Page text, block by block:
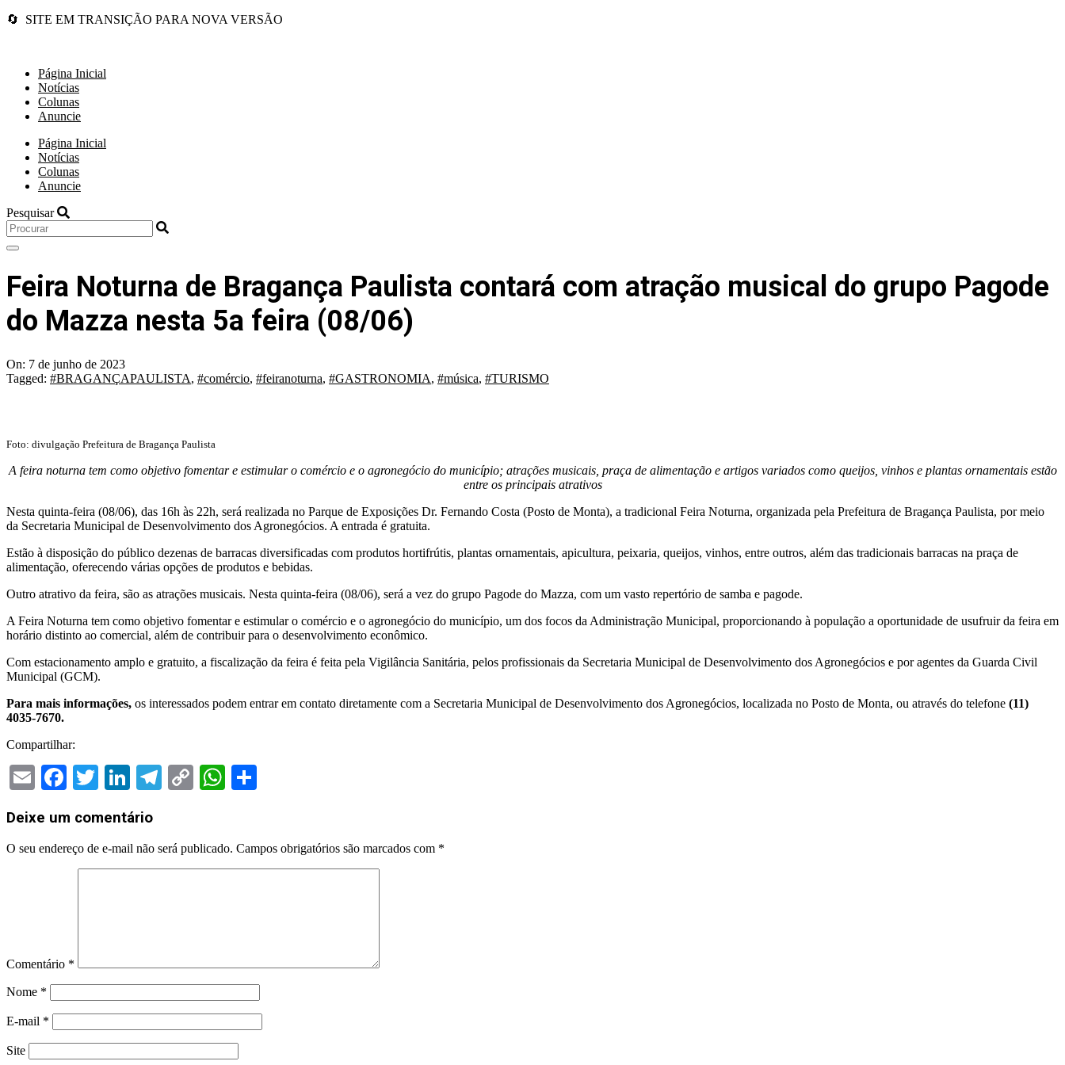
🔄 SITE EM TRANSIÇÃO PARA NOVA VERSÃO
Página Inicial
Notícias
Colunas
Anuncie
Página Inicial
Notícias
Colunas
Anuncie
Pesquisar
Feira Noturna de Bragança Paulista contará com atração musical do grupo Pagode
do Mazza nesta 5a feira (08/06)
On: 7 de junho de 2023
Tagged: #BRAGANÇAPAULISTA, #comércio, #feiranoturna, #GASTRONOMIA, #música, #TURISMO
Foto: divulgação Prefeitura de Bragança Paulista
A feira noturna tem como objetivo fomentar e estimular o comércio e o agronegócio do município; atrações musicais, praça de alimentação e artigos variados como queijos, vinhos e plantas ornamentais estão
entre os principais atrativos
Nesta quinta-feira (08/06), das 16h às 22h, será realizada no Parque de Exposições Dr. Fernando Costa (Posto de Monta), a tradicional Feira Noturna, organizada pela Prefeitura de Bragança Paulista, por meio
da Secretaria Municipal de Desenvolvimento dos Agronegócios. A entrada é gratuita.
Estão à disposição do público dezenas de barracas diversificadas com produtos hortifrútis, plantas ornamentais, apicultura, peixaria, queijos, vinhos, entre outros, além das tradicionais barracas na praça de
alimentação, oferecendo várias opções de produtos e bebidas.
Outro atrativo da feira, são as atrações musicais. Nesta quinta-feira (08/06), será a vez do grupo Pagode do Mazza, com um vasto repertório de samba e pagode.
A Feira Noturna tem como objetivo fomentar e estimular o comércio e o agronegócio do município, um dos focos da Administração Municipal, proporcionando à população a oportunidade de usufruir da feira em
horário distinto ao comercial, além de contribuir para o desenvolvimento econômico.
Com estacionamento amplo e gratuito, a fiscalização da feira é feita pela Vigilância Sanitária, pelos profissionais da Secretaria Municipal de Desenvolvimento dos Agronegócios e por agentes da Guarda Civil
Municipal (GCM).
Para mais informações, os interessados podem entrar em contato diretamente com a Secretaria Municipal de Desenvolvimento dos Agronegócios, localizada no Posto de Monta, ou através do telefone (11)
4035-7670.
Compartilhar:
EmailFacebook
TwitterLinkedIn
Telegram
CopyWhatsApp
2023-
06-
07
Deixe um comentário
O seu endereço de e-mail não será publicado. Campos obrigatórios são marcados com *
Comentário *
Nome *
E-mail *
Site